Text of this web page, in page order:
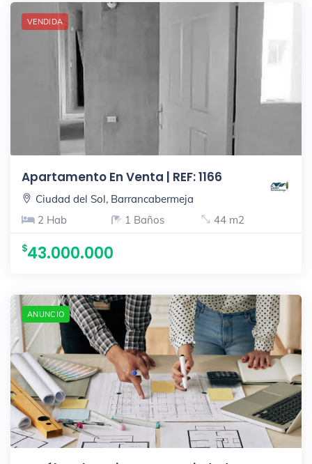
VENDIDA
Apartamento En Venta | REF: 1166
Ciudad del Sol, Barrancabermeja
2 Hab
1 Baños 44 m2
43.000.000
ANUNCIO